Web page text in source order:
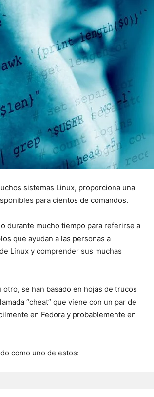
sistemas Linux, proporciona una
para cientos de comandos.
durante mucho tiempo para referirse a
que ayudan a las personas a
Linux y comprender sus muchas
se han basado en hojas de trucos
“cheat” que viene con un par de
en Fedora y probablemente en
como uno de estos: